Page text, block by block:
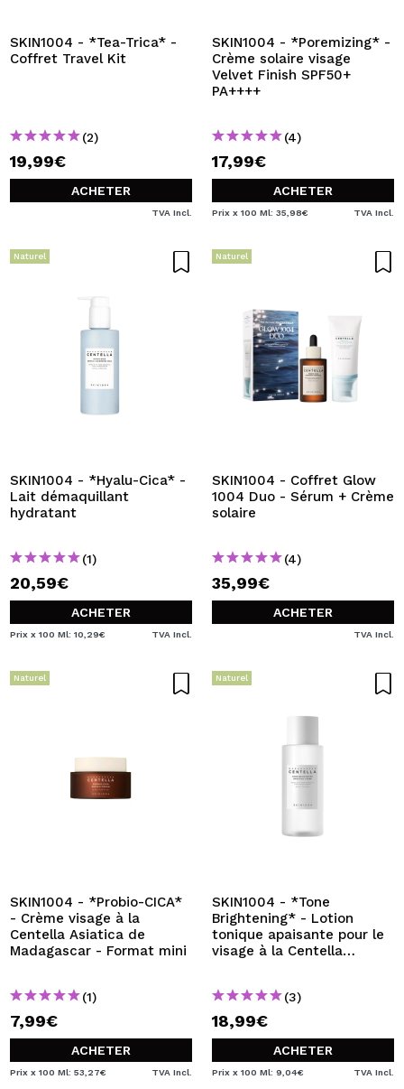
SKIN1004 - *Tea-Trica* -
Coffret Travel Kit
(2)
19,99€
ACHETER
TVA Incl.
SKIN1004 - *Poremizing* -
Crème solaire visage
Velvet Finish SPF50+
PA++++
(4)
17,99€
ACHETER
Prix x 100 Ml: 35,98€ TVA Incl.
Naturel
SKIN1004 - *Hyalu-Cica* -
Lait démaquillant
hydratant
(1)
20,59€
ACHETER
Prix x 100 Ml: 10,29€ TVA Incl.
Naturel
SKIN1004 - Coffret Glow
1004 Duo - Sérum + Crème
solaire
(4)
35,99€
ACHETER
TVA Incl.
Naturel
SKIN1004 - *Probio-CICA*
- Crème visage à la
Centella Asiatica de
Madagascar - Format mini
(1)
7,99€
ACHETER
Prix x 100 Ml: 53,27€ TVA Incl.
Naturel
SKIN1004 - *Tone
Brightening* - Lotion
tonique apaisante pour le
visage à la Centella
(3)
18,99€
ACHETER
Prix x 100 Ml: 9,04€ TVA Incl.